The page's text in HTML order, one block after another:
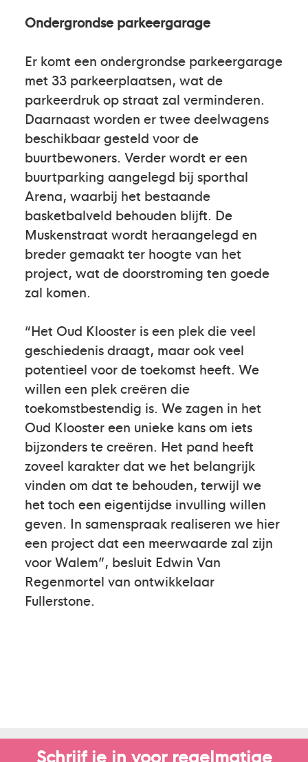
Ondergrondse parkeergarage
Er komt een ondergrondse parkeergarage
met 33 parkeerplaatsen, wat de
parkeerdruk op straat zal verminderen.
Daarnaast worden er twee deelwagens
beschikbaar gesteld voor de
buurtbewoners. Verder wordt er een
buurtparking aangelegd bij sporthal
Arena, waarbij het bestaande
basketbalveld behouden blijft. De
Muskenstraat wordt heraangelegd en
breder gemaakt ter hoogte van het
project, wat de doorstroming ten goede
zal komen.
“Het Oud Klooster is een plek die veel
geschiedenis draagt, maar ook veel
potentieel voor de toekomst heeft. We
willen een plek creëren die
toekomstbestendig is. We zagen in het
Oud Klooster een unieke kans om iets
bijzonders te creëren. Het pand heeft
zoveel karakter dat we het belangrijk
vinden om dat te behouden, terwijl we
het toch een eigentijdse invulling willen
geven. In samenspraak realiseren we hier
een project dat een meerwaarde zal zijn
voor Walem”, besluit Edwin Van
Regenmortel van ontwikkelaar
Fullerstone.
Schrijf je in voor regelmatige